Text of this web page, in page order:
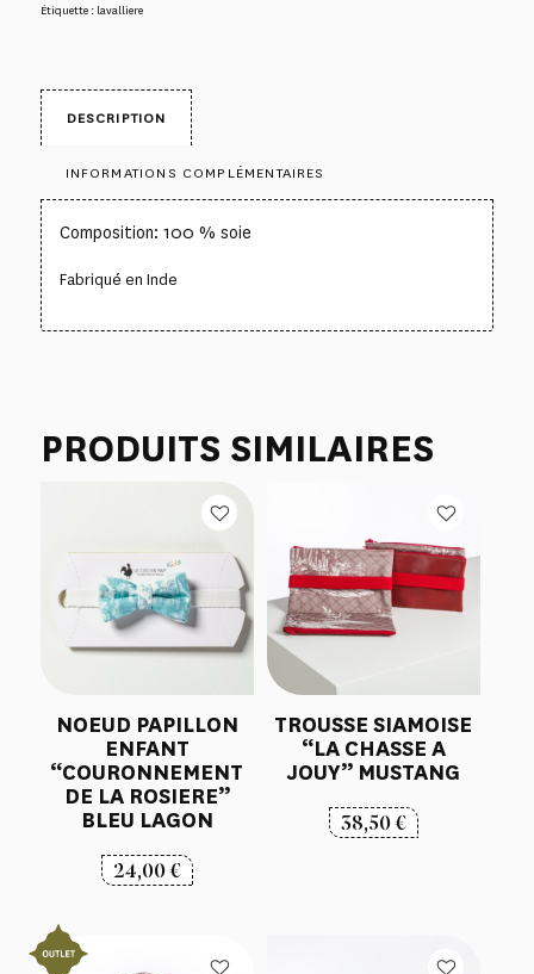
Étiquette : lavalliere
DESCRIPTION
INFORMATIONS COMPLÉMENTAIRES
Composition: 100 % soie
Fabriqué en Inde
PRODUITS SIMILAIRES
NOEUD PAPILLON
ENFANT
“COURONNEMENT
DE LA ROSIERE”
BLEU LAGON
24,00€
TROUSSE SIAMOISE
“LA CHASSE A
JOUY” MUSTANG
38,50€